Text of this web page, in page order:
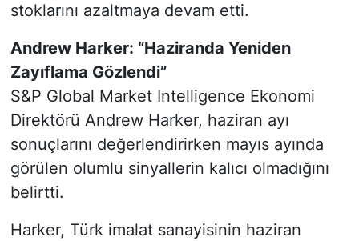
stoklarını azaltmaya devam etti.
Andrew Harker: “Haziranda Yeniden
Zayıflama Gözlendi”
S&P Global Market Intelligence Ekonomi
Direktörü Andrew Harker, haziran ayı
sonuçlarını değerlendirirken mayıs ayında
görülen olumlu sinyallerin kalıcı olmadığını
belirtti.
Harker, Türk imalat sanayisinin haziran